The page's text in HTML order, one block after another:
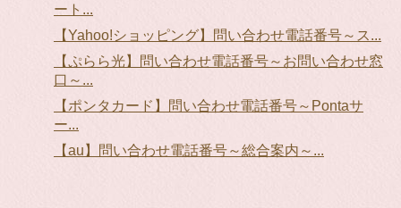
ート...
【Yahoo!ショッピング】問い合わせ電話番号～ス...
【ぷらら光】問い合わせ電話番号～お問い合わせ窓
口～...
【ポンタカード】問い合わせ電話番号～Pontaサ
ー...
【au】問い合わせ電話番号～総合案内～...